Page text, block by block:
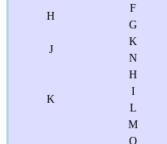
H
F
G
J
K
N
K
H
I
L
M
O